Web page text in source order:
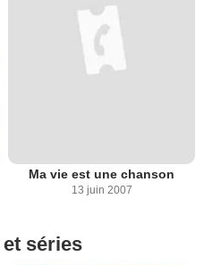
Ma vie est une chanson
13 juin 2007
séries